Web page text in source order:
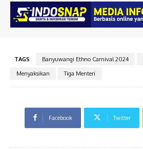
TAGS Banyuwangi Ethno Carnival 2024
Menyaksikan
Tiga Menteri
Facebook Twitter